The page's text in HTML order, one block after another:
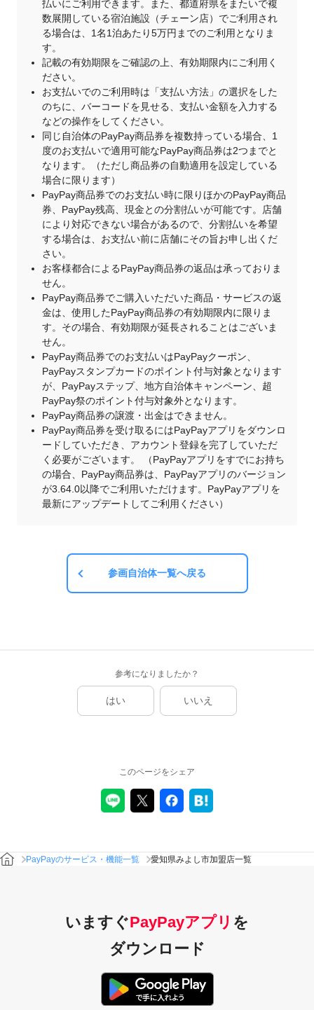
払いにご利用できます。また、都道府県をまたいで複
数展開している宿泊施設（チェーン店）でご利用され
る場合は、1名1泊あたり5万円までのご利用となりま
す。
記載の有効期限をご確認の上、有効期限内にご利用く
ださい。
お支払いでのご利用時は「支払い方法」の選択をした
のちに、バーコードを見せる、支払い金額を入力する
などの操作をしてください。
同じ自治体のPayPay商品券を複数持っている場合、1
度のお支払いで適用可能なPayPay商品券は2つまでと
なります。（ただし商品券の自動適用を設定している
場合に限ります）
PayPay商品券でのお支払い時に限りほかのPayPay商品
券、PayPay残高、現金との分割払いが可能です。店舗
により対応できない場合があるので、分割払いを希望
する場合は、お支払い前に店舗にその旨お申し出くだ
さい。
お客様都合によるPayPay商品券の返品は承っておりま
せん。
PayPay商品券でご購入いただいた商品・サービスの返
金は、使用したPayPay商品券の有効期限内に限りま
す。その場合、有効期限が延長されることはございま
せん。
PayPay商品券でのお支払いはPayPayクーポン、
PayPayスタンプカードのポイント付与対象となります
が、PayPayステップ、地方自治体キャンペーン、超
PayPay祭のポイント付与対象外となります。
PayPay商品券の譲渡・出金はできません。
PayPay商品券を受け取るにはPayPayアプリをダウンロ
ードしていただき、アカウント登録を完了していただ
く必要がございます。 （PayPayアプリをすでにお持ち
の場合、PayPay商品券は、PayPayアプリのバージョン
が3.64.0以降でご利用いただけます。PayPayアプリを
最新にアップデートしてご利用ください）
参画自治体一覧へ戻る
参考になりましたか？
はい いいえ
このページをシェア
PayPayのサービス・機能一覧 愛知県みよし市加盟店一覧
いますぐPayPayアプリ を
ダウンロード